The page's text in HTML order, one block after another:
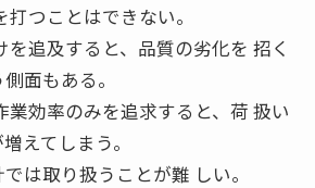
つことはできない。
を追及すると、品質の劣化を 招く
面もある。
業効率のみを追求すると、荷 扱い
えてしまう。
は取り扱うことが難 しい。